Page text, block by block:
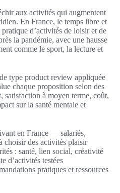
aux activités qui augmentent
En France, le temps libre et
d’activités de loisir et de
la pandémie, avec une hausse
comme le sport, la lecture et
type product review appliquée
chaque proposition selon des
satisfaction à moyen terme, coût,
sur la santé mentale et
en France — salariés,
choisir des activités plaisir
: santé, lien social, créativité
d’activités testées
pratiques et ressources